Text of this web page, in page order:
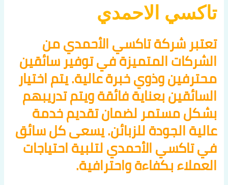
تاكسي الاحمدي
تعتبر شركة تاكسي الأحمدي من
الشركات المتميزة في توفير سائقين
محترفين وذوي خبرة عالية. يتم اختيار
السائقين بعناية فائقة ويتم تدريبهم
بشكل مستمر لضمان تقديم خدمة
عالية الجودة للزبائن. يسعى كل سائق
في تاكسي الأحمدي لتلبية احتياجات
العملاء بكفاءة واحترافية.